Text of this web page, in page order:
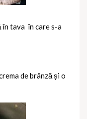
în tava în care s-a
de brânză și o